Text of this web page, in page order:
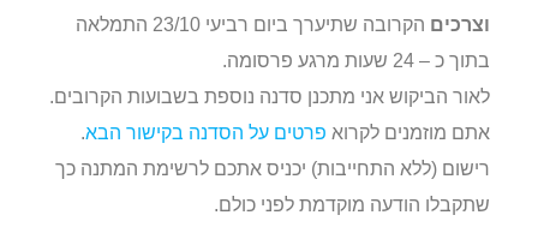
וצרכים
הקרובה שתיערך ביום רביעי 23/10 התמלאה
בתוך כ – 24 שעות מרגע פרסומה.
לאור הביקוש אני מתכנן סדנה נוספת בשבועות הקרובים.
אתם מוזמנים לקרוא פרטים על הסדנה בקישור הבא.
רישום (ללא התחייבות) יכניס אתכם לרשימת המתנה כך
שתקבלו הודעה מוקדמת לפני כולם.